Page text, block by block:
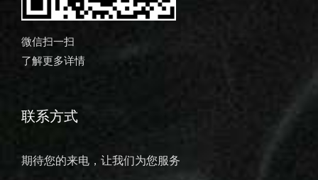
微信扫一扫
了解更多详情
联系方式
期待您的来电，让我们为您服务